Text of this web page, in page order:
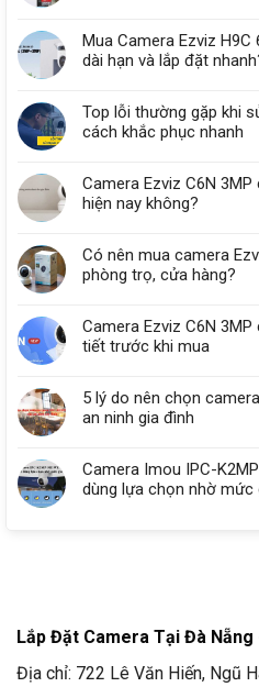
Mua Camera Ezviz
dài hạn và lắp đặt
Top lỗi thường gặp khi
cách khắc phục nhanh
Camera Ezviz C6N
hiện nay không?
Có nên mua camera
phòng trọ, cửa hàng?
Camera Ezviz C6N
tiết trước khi mua
5 lý do nên chọn
an ninh gia đình
Camera Imou IPC-
dùng lựa chọn nhờ mức
Lắp Đặt Camera Tại Đà Nẵng
Địa chỉ: 722 Lê Văn Hiến, Ngũ